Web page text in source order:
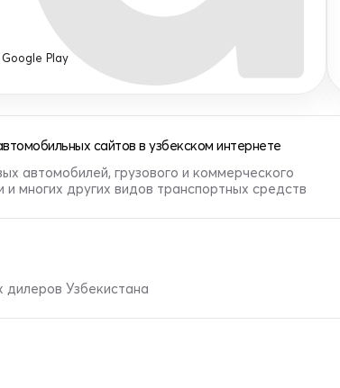
Play
сайтов в узбекском интернете
автомобилей, грузового и коммерческого
и многих других видов транспортных средств
дилеров Узбекистана